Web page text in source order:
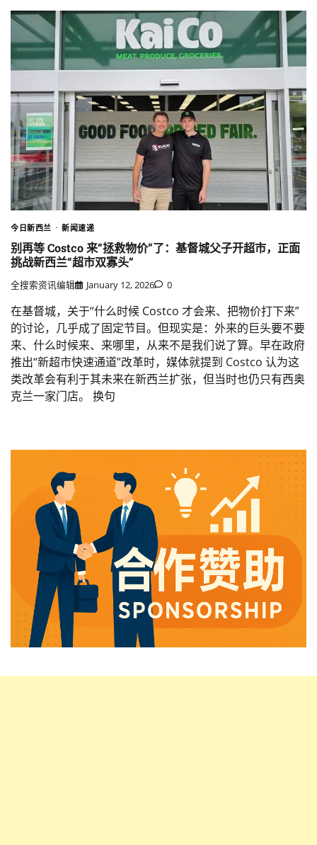
今日新西兰 新闻速递
别再等 Costco 来“拯救物价”了：基督城父子开超市，正面
挑战新西兰“超市双寡头”
全搜索资讯编辑 January 12, 2026 0
在基督城，关于“什么时候 Costco 才会来、把物价打下来”
的讨论，几乎成了固定节目。但现实是：外来的巨头要不要
来、什么时候来、来哪里，从来不是我们说了算。早在政府
推出“新超市快速通道”改革时，媒体就提到 Costco 认为这
类改革会有利于其未来在新西兰扩张，但当时也仍只有西奥
克兰一家门店。 换句